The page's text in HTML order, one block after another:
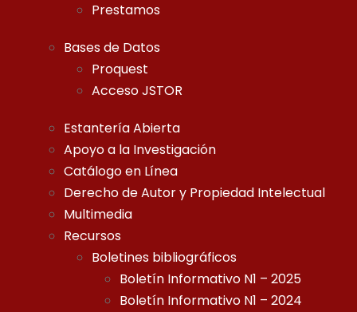
Prestamos
Bases de Datos
Proquest
Acceso JSTOR
Estantería Abierta
Apoyo a la Investigación
Catálogo en Línea
Derecho de Autor y Propiedad Intelectual
Multimedia
Recursos
Boletines bibliográficos
Boletín Informativo N1 – 2025
Boletín Informativo N1 – 2024